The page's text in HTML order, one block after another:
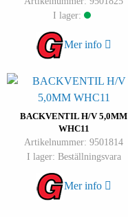
I lager:
Mer info
BACKVENTIL H/V 5,0MM
WHC11
Artikelnummer: 9501814
I lager: Beställningsvara
Mer info